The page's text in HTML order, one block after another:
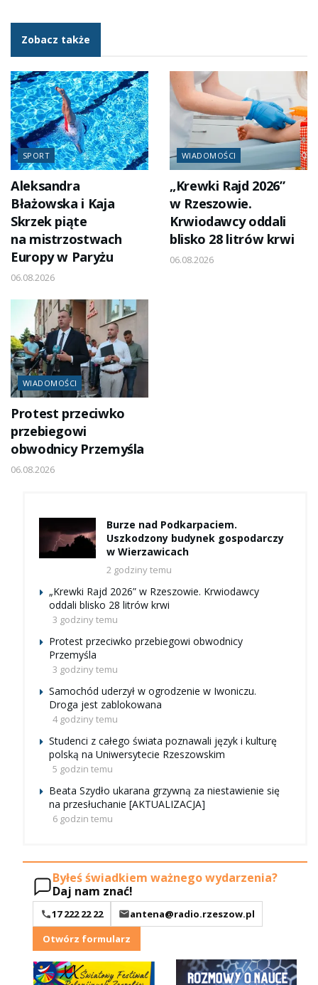
Zobacz także
SPORT
Aleksandra
Błażowska i Kaja
Skrzek piąte
na mistrzostwach
Europy w Paryżu
06.08.2026
WIADOMOŚCI
„Krewki Rajd 2026”
w Rzeszowie.
Krwiodawcy oddali
blisko 28 litrów krwi
06.08.2026
WIADOMOŚCI
Protest przeciwko
przebiegowi
obwodnicy Przemyśla
06.08.2026
Burze nad Podkarpaciem.
Uszkodzony budynek gospodarczy
w Wierzawicach
2 godziny temu
„Krewki Rajd 2026” w Rzeszowie. Krwiodawcy
oddali blisko 28 litrów krwi
3 godziny temu
Protest przeciwko przebiegowi obwodnicy
Przemyśla
3 godziny temu
Samochód uderzył w ogrodzenie w Iwoniczu.
Droga jest zablokowana
4 godziny temu
Studenci z całego świata poznawali język i kulturę
polską na Uniwersytecie Rzeszowskim
5 godzin temu
Beata Szydło ukarana grzywną za niestawienie się
na przesłuchanie [AKTUALIZACJA]
6 godzin temu
Byłeś świadkiem ważnego wydarzenia?
Daj nam znać!
17 222 22 22
antena@radio.rzeszow.pl
Otwórz formularz